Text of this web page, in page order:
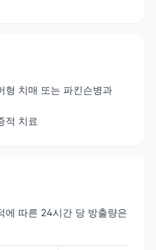
형 치매 또는 파킨슨병과
적 치료
에 따른 24시간 당 방출량은